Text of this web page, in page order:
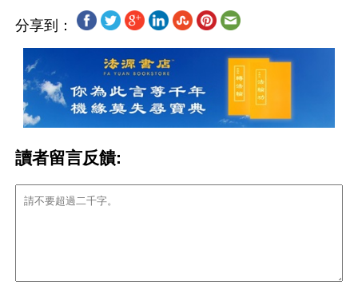
分享到：
讀者留言反饋: